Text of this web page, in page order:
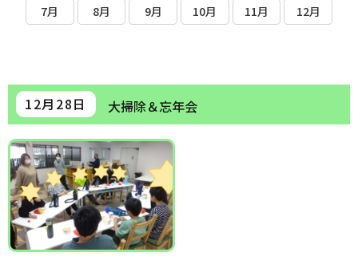
7月
8月 9月 10月 11月 12月
12月28日 大掃除＆忘年会